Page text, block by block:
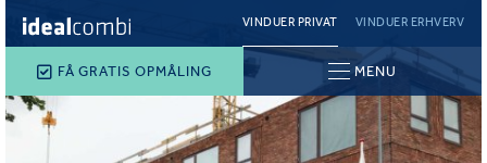
VINDUER PRIVAT VINDUER ERHVERV
FÅ GRATIS OPMÅLING MENU